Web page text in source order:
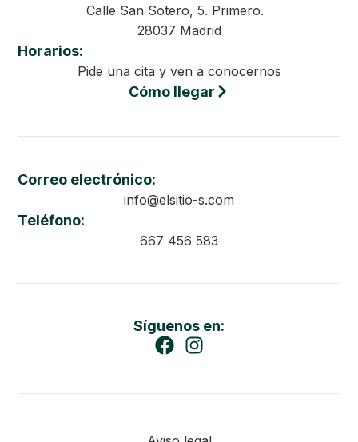
Calle San Sotero, 5. Primero.
28037 Madrid
Horarios:
Pide una cita y ven a conocernos
Cómo llegar
Correo electrónico:
info@elsitio-s.com
Teléfono:
667 456 583
Síguenos en: